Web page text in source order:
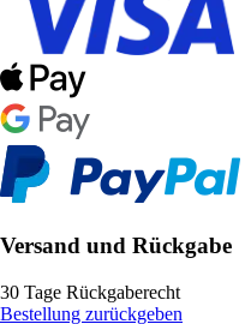
Versand und Rückgabe
30 Tage Rückgaberecht
Bestellung zurückgeben